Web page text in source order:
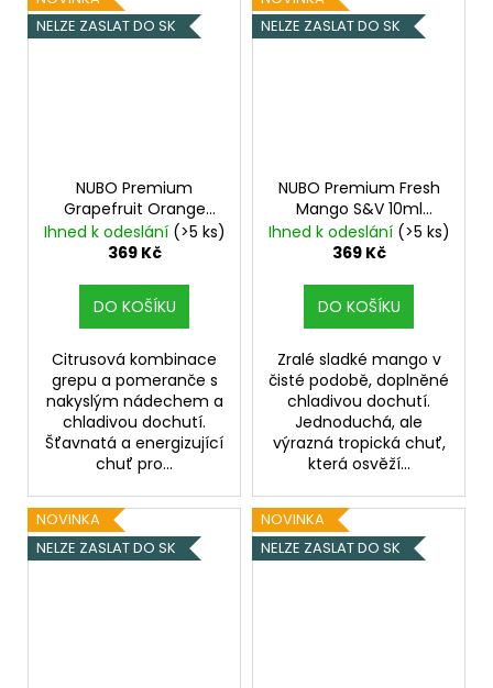
NELZE ZASLAT DO SK
NUBO Premium
Grapefruit Orange
S&V 10mlGrep,
Pomeranč, Chladivá
Ihned k odeslání (>5 ks)
369 Kč
DO KOŠÍKU
Citrusová kombinace
grepu a pomeranče s
nakyslým nádechem a
chladivou dochutí.
Šťavnatá a energizující
chuť pro...
NELZE ZASLAT DO SK
NUBO Premium Fresh
Mango S&V 10ml
Mango, Chladivá
složka (ICE)
Ihned k odeslání (>5 ks)
369 Kč
DO KOŠÍKU
Zralé sladké mango v
čisté podobě, doplněné
chladivou dochutí.
Jednoduchá, ale
výrazná tropická chuť,
která osvěží...
NOVINKA
NELZE ZASLAT DO SK
NOVINKA
NELZE ZASLAT DO SK